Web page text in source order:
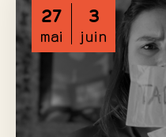
27
mai
3
juin